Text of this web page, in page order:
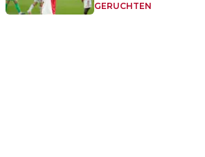
GERUCHTEN